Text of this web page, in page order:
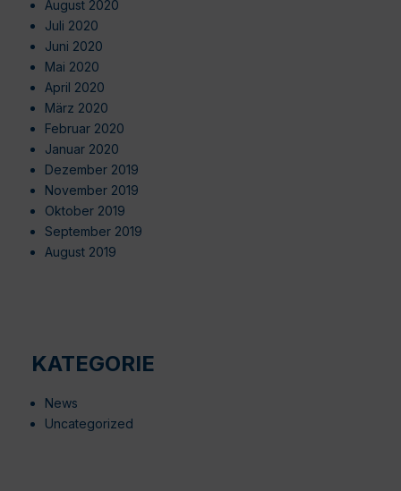
August 2020
Juli 2020
Juni 2020
Mai 2020
April 2020
März 2020
Februar 2020
Januar 2020
Dezember 2019
November 2019
Oktober 2019
September 2019
August 2019
KATEGORIE
News
Uncategorized